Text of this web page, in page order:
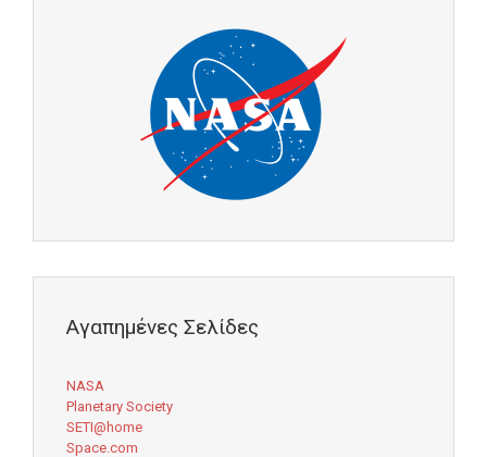
Αγαπημένες Σελίδες
NASA
Planetary Society
SETI@home
Space.com